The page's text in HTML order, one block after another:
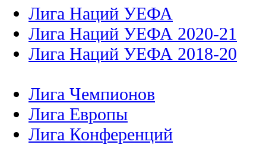
Лига Наций УЕФА
Лига Наций УЕФА 2020-21
Лига Наций УЕФА 2018-20
Лига Чемпионов
Лига Европы
Лига Конференций